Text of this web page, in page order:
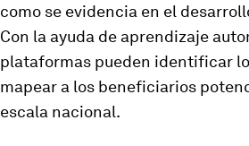
como se evidencia en el
Con la ayuda de aprendizaje
plataformas pueden identificar
mapear a los beneficiarios
escala nacional.